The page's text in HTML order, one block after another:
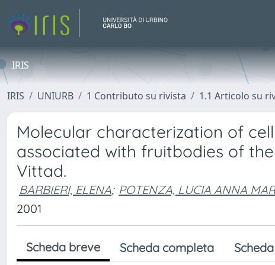
IRIS
IRIS UNIURB 1 Contributo su rivista 1.1 Articolo su
Molecular characterization of
associated with fruitbodies of
Vittad.
BARBIERI, ELENA; POTENZA, LUCIA ANNA
2001
Scheda breve Scheda completa